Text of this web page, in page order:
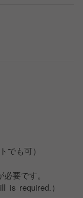
でも可）
要です。
is required.）